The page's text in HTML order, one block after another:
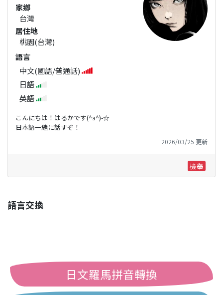
家鄉
台灣
居住地
桃園(台灣)
語言
中文(國語/普通話)
日語
英語
こんにちは！はるかです(^з^)-☆
日本語一緒に話すぞ！
2026/03/25 更新
檢舉
語言交換
日文羅馬拼音轉換